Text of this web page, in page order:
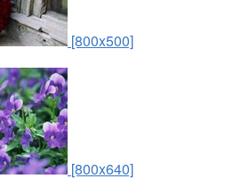
[800x500]
[800x640]